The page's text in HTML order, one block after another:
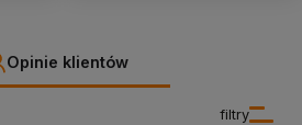
Opinie klientów
filtry